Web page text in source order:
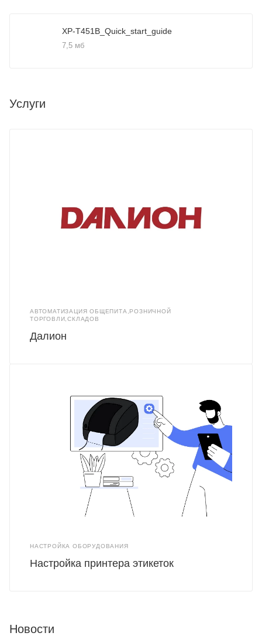
XP-T451B_Quick_start_guide
7,5 мб
Услуги
АВТОМАТИЗАЦИЯ ОБЩЕПИТА,РОЗНИЧНОЙ
ТОРГОВЛИ,СКЛАДОВ
Далион
НАСТРОЙКА ОБОРУДОВАНИЯ
Настройка принтера этикеток
Новости